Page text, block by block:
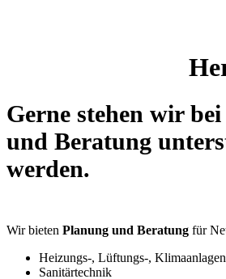
Gerne stehen wirbei
und Beratung
werden.
Wir bieten Planung und Beratung für
Heizungs-, Lüftungs-, Klimaanlagen
Sanitärtechnik